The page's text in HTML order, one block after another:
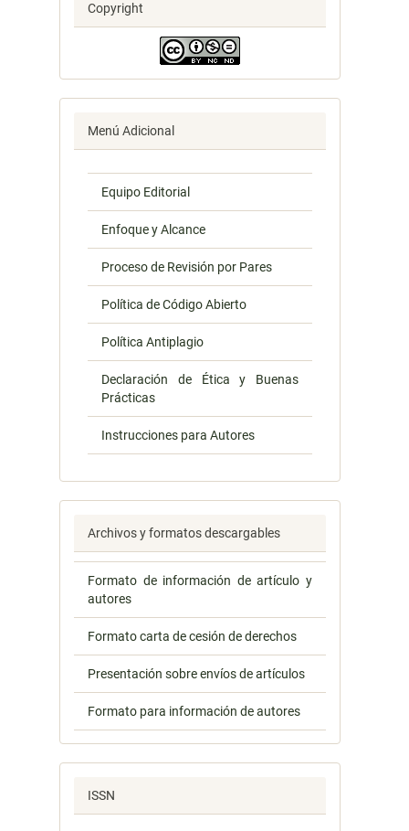
Copyright
Menú Adicional
Equipo Editorial
Enfoque y Alcance
Proceso de Revisión por Pares
Política de Código Abierto
Política Antiplagio
Declaración de Ética y Buenas
Prácticas
Instrucciones para Autores
Archivos y formatos descargables
Formato de información de artículo y
autores
Formato carta de cesión de derechos
Presentación sobre envíos de artículos
Formato para información de autores
ISSN